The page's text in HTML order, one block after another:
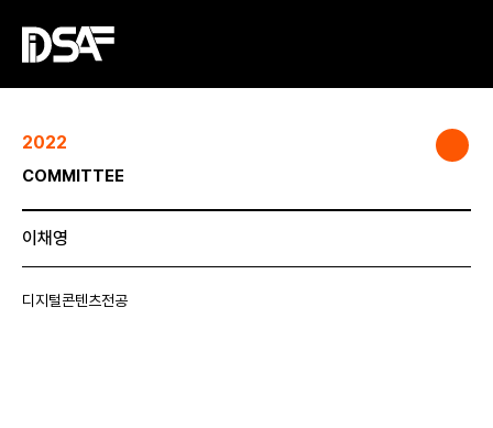
2022
COMMITTEE
이채영
디지털콘텐츠전공